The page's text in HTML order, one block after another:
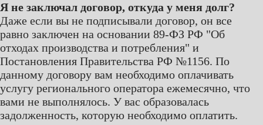
Я не заключал договор, откуда у меня долг?
Даже если вы не подписывали договор, он все
равно заключен на основании 89-ФЗ РФ "Об
отходах производства и потребления" и
Постановления Правительства РФ №1156. По
данному договору вам необходимо оплачивать
услугу регионального оператора ежемесячно, что
вами не выполнялось. У вас образовалась
задолженность, которую необходимо оплатить.